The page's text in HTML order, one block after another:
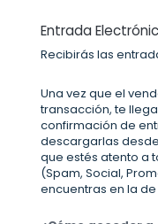
Entrada
Recibirás las
Una vez que el
transacción, te
confirmación de
descargarlas
que estés atento a
(Spam, Social,
encuentras en la